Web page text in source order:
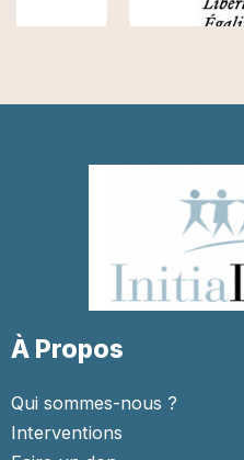
À Propos
Qui sommes-nous ?
Interventions